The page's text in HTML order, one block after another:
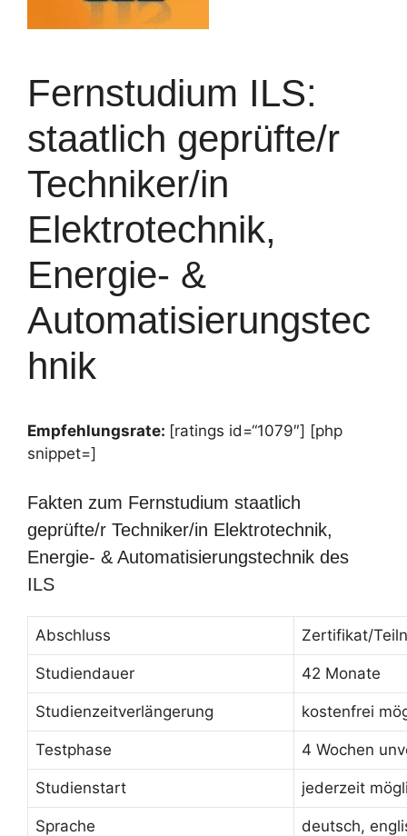
Fernstudium ILS:
staatlich geprüfte/r
Techniker/in
Elektrotechnik,
Energie- &
Automatisierungstec
hnik
Empfehlungsrate: [ratings id=“1079″] [php
snippet=]
Fakten zum Fernstudium staatlich
geprüfte/r Techniker/in Elektrotechnik,
Energie- & Automatisierungstechnik des
ILS
Abschluss Zertifikat/
Studiendauer 42 Monate
Studienzeitverlängerung kostenfrei
Testphase 4 Wochen
Studienstart jederzeit
Sprache deutsch,